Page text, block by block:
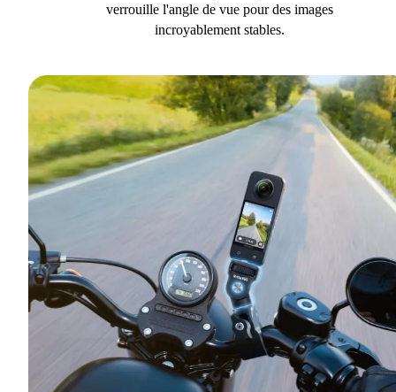
verrouille l'angle de vue pour des images
incroyablement stables.